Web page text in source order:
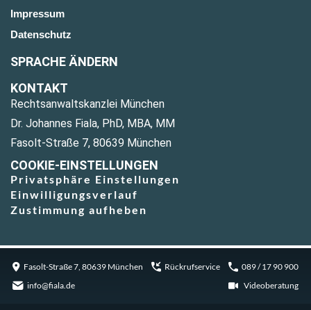
Impressum
Datenschutz
SPRACHE ÄNDERN
KONTAKT
Rechtsanwaltskanzlei München
Dr. Johannes Fiala, PhD, MBA, MM
Fasolt-Straße 7, 80639 München
COOKIE-EINSTELLUNGEN
Privatsphäre Einstellungen
Einwilligungsverlauf
Zustimmung aufheben
Fasolt-Straße 7, 80639 München Rückrufservice
089 / 17 90 900
info@fiala.de
Videoberatung